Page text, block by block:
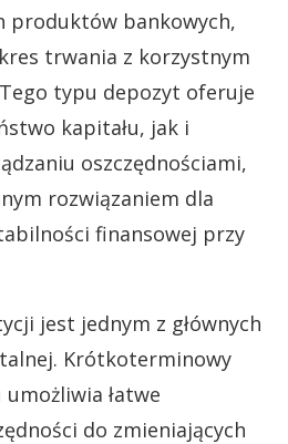
produktów bankowych,
trwania z korzystnym
typu depozyt oferuje
kapitału, jak i
oszczędnościami,
rozwiązaniem dla
finansowej przy
jest jednym z głównych
Krótkoterminowy
łatwe
do zmieniających